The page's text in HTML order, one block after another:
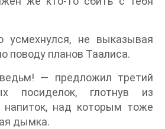
усмехнулся, не выказывая
поводу планов Таалиса.
— предложил третий
посиделок, глотнув из
напиток, над которым тоже
дымка.